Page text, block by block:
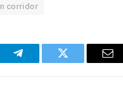
corridor
Telegram Twitter